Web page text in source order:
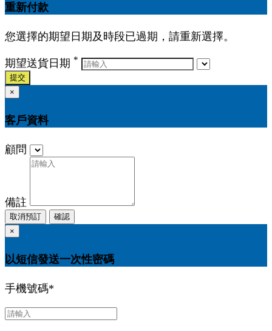
重新付款
您選擇的期望日期及時段已過期，請重新選擇。
期望送貨日期 *
提交
×
客戶資料
顧問
備註
取消預訂
確認
×
以短信發送一次性密碼
手機號碼*